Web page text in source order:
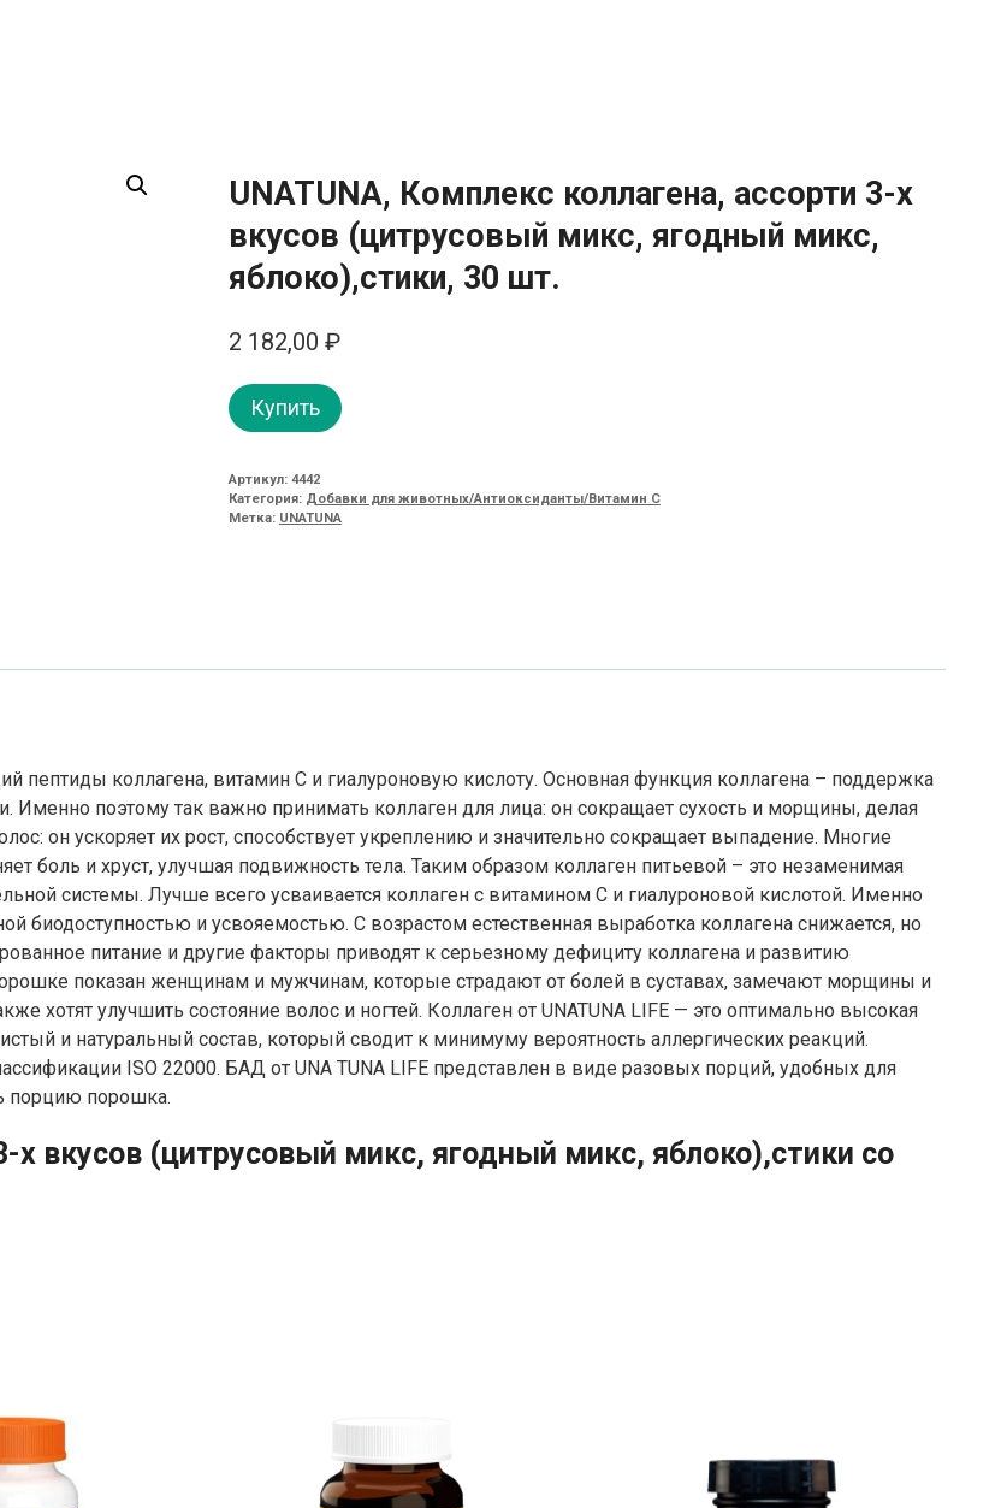
UNATUNA, Комплекс коллагена, ассорти 3-х
вкусов (цитрусовый микс, ягодный микс,
яблоко),стики, 30 шт.
2 182,00 ₽
Купить
Артикул: 4442
Категория: Добавки для животных/Антиоксиданты/Витамин C
Метка: UNATUNA
пептиды коллагена, витамин С и гиалуроновую кислоту. Основная функция коллагена – поддержка
Именно поэтому так важно принимать коллаген для лица: он сокращает сухость и морщины, делая
он ускоряет их рост, способствует укреплению и значительно сокращает выпадение. Многие
боль и хруст, улучшая подвижность тела. Таким образом коллаген питьевой – это незаменимая
системы. Лучше всего усваивается коллаген с витамином С и гиалуроновой кислотой. Именно
биодоступностью и усвояемостью. С возрастом естественная выработка коллагена снижается, но
питание и другие факторы приводят к серьезному дефициту коллагена и развитию
показан женщинам и мужчинам, которые страдают от болей в суставах, замечают морщины и
хотят улучшить состояние волос и ногтей. Коллаген от UNATUNA LIFE — это оптимально высокая
и натуральный состав, который сводит к минимуму вероятность аллергических реакций.
ISO 22000. БАД от UNA TUNA LIFE представлен в виде разовых порций, удобных для
порцию порошка.
х вкусов (цитрусовый микс, ягодный микс, яблоко),стики со